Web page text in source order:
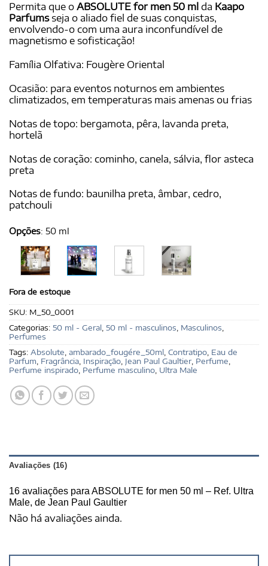
Permita que o ABSOLUTE for men 50 ml da Kaapo
Parfumsseja o aliado fiel de suas conquistas,
envolvendo-o com uma aura inconfundível de
magnetismo e sofisticação!
Família Olfativa: Fougère Oriental
Ocasião: para eventos noturnos em ambientes
climatizados, em temperaturas mais amenas ou frias
Notas de topo: bergamota, pêra, lavanda preta,
hortelã
Notas de coração: cominho, canela, sálvia, flor asteca
preta
Notas de fundo: baunilha preta, âmbar, cedro,
patchouli
Opções: 50 ml
Fora de estoque
SKU: M_50_0001
Categorias: 50 ml - Geral 50 ml - masculinos Masculinos
Perfumes
Tags: Absolute ambarado_fougére_50ml Contratipo Eau de
Parfum Fragrância Inspiração Jean Paul Gaultier, Perfume
Perfume inspirado Perfume masculino Ultra Male
Avaliações (16)
16 avaliações para ABSOLUTE for men 50 ml – Ref. Ultra
Male, de Jean Paul Gaultier
Não há avaliações ainda.